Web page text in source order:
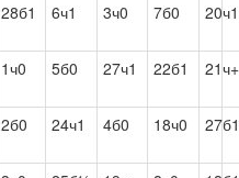
28б1 6ч1 3ч0 7б0 20ч1
1ч0 5б0 27ч1 22б1 21ч+
2б0 24ч1 4б0 18ч0 27б1